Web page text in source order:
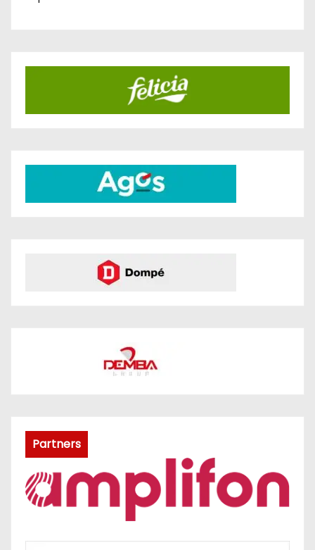
Partners